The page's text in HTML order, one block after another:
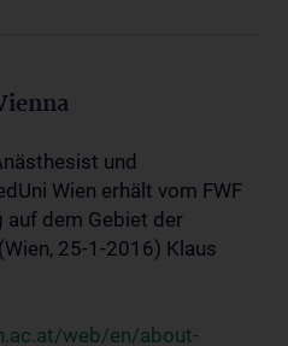
und
Wien erhält vom FWF
auf dem Gebiet der
25-1-2016) Klaus
web/en/about-